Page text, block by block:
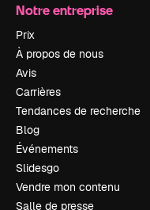
Notre entreprise
Prix
À propos de nous
Avis
Carrières
Tendances de recherche
Blog
Événements
Slidesgo
Vendre mon contenu
Salle de presse